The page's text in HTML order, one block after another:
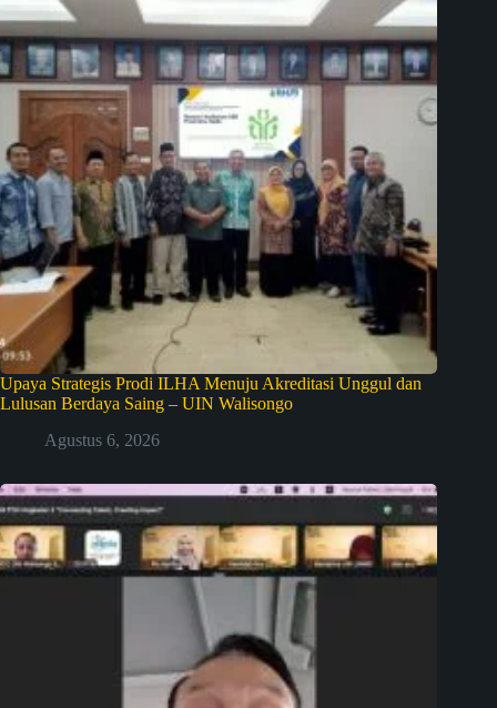
Upaya Strategis Prodi ILHA Menuju Akreditasi Unggul dan
Lulusan Berdaya Saing – UIN Walisongo
Agustus 6, 2026